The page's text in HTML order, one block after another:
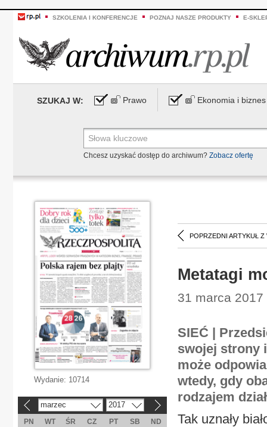
SZKOLENIA I KONFERENCJE POZNAJ NASZE PRODUKTY E-
SZUKAJ W: Prawo Ekonomia i biznes
Chcesz uzyskać dostęp do archiwum? Zobacz ofertę
POPRZEDNI ARTYKUŁ Z
Metatagi
31 marca
SIEĆ |
swojej strony
może
wtedy, gdy
rodzajem
Tak uznały
Wydanie: 10714
marzec 2017
PN WT ŚR CZ PT SB
ND